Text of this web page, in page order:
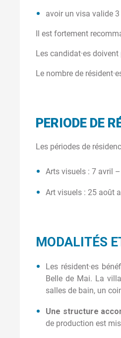
avoir un visa valide
Il est fortement
Les candidat·es
Le nombre de
PERIODE DE
Les périodes de
Arts visuels : 7 avril
Art visuels : 25 août
MODALITÉS
Les résident·es
Belle de Mai. La
salles de bain, un
Une structure
de production est